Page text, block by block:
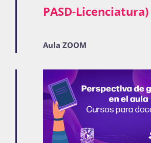
Publicaciones
PASD-
Aula ZOOM